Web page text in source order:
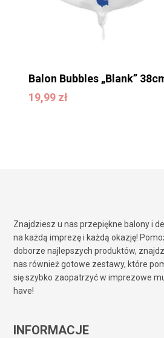
Balon Bubbles „Blank”
19,99 zł
19,99zł
Znajdziesz u nas przepiękne balony i
na każdą imprezę i każdą okazję!
doborze najlepszych produktów,
nas również gotowe zestawy, które
się szybko zaopatrzyć w imprezowe
have!
INFORMACJE